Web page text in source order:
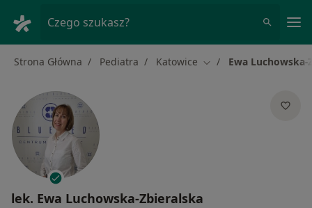
Czego szukasz?
Strona Główna Pediatra Katowice Zmień miasto
Ewa Luchowska-
lek. Ewa Luchowska-Zbieralska